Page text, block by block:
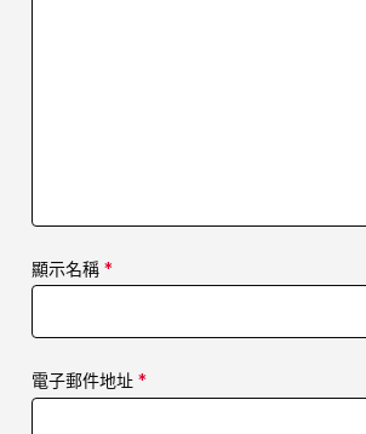
顯示名稱 *
電子郵件地址 *